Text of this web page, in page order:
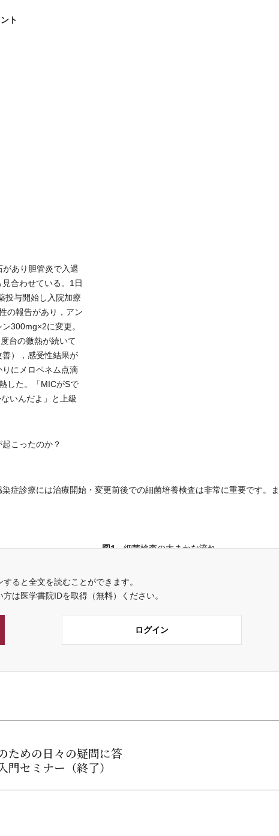
ト
あり胆管炎で入退
合わせている。1日
投与開始し入院加療
の報告があり，アン
300mg×2に変更。
台の微熱が続いて
），感受性結果が
にメロペネム点滴
した。「MICがSで
いんだよ」と上級
こったのか？
症診療には治療開始・変更前後での細菌培養検査は非常に重要です。ま
図1細菌検査の大まかな流れ
ると全文を読むことができます。
は医学書院IDを取得（無料）ください。
ログイン
ための日々の疑問に答
門セミナー（終了）